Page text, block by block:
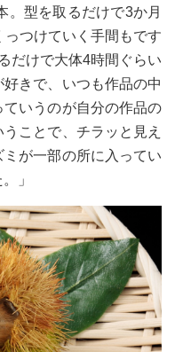
。型を取るだけで3か月
つけていく手間もです
だけで大体4時間ぐらい
きで、いつも作品の中
いうのが自分の作品の
ことで、チラッと見え
が一部の所に入ってい
」